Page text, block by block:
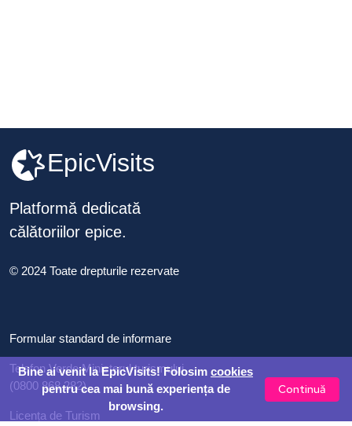
EpicVisits
Platformă dedicată
călătoriilor epice.
© 2024 Toate drepturile rezervate
Formular standard de informare
Telefon Verde Ministerul turismului
(0800 868 282)
Licența de Turism
Bine ai venit la EpicVisits! Folosim cookies
pentru cea mai bună experiența de
browsing.
Continuă